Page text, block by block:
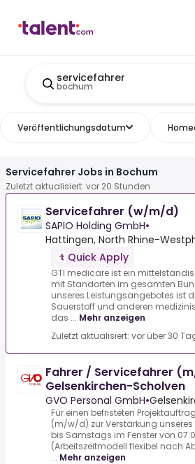
servicefahrer
bochum
Veröffentlichungsdatum
Servicefahrer Jobs in Bochum
Zuletzt aktualisiert: vor 20 Stunden
Servicefahrer (w/m/d)
SAPIO Holding GmbH•
Hattingen, North Rhine-
Quick Apply
GTI medicare ist ein
mit Standorten im gesamten
unseres Leistungsangebotes ist
Sauerstoff und anderen
das ... Mehr anzeigen
Zuletzt aktualisiert: vor über 30
Fahrer / Servicefahrer
Gelsenkirchen-Scholven
GVO Personal GmbH•
Für einen befristeten
(m/w/d) zur Verstärkung
bis Samstags im Fenster von
(Arbeitszeitmodell flexibel nach
... Mehr anzeigen